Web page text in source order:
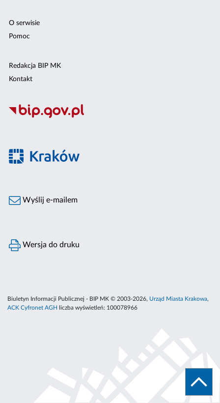
O serwisie
Pomoc
Redakcja BIP MK
Kontakt
Wyślij e-mailem
Wersja do druku
Biuletyn Informacji Publicznej - BIP MK © 2003-2026, Urząd Miasta Krakowa,
ACK Cyfronet AGH
liczba wyświetleń: 100078966